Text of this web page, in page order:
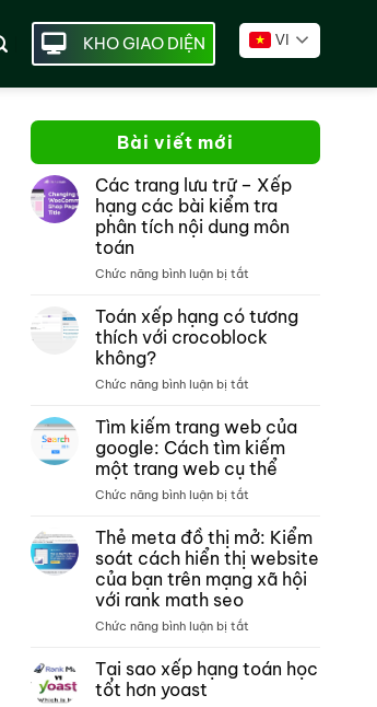
KHO GIAO DIỆN VI
Bài viết mới
Các trang lưu trữ – Xếp
hạng các bài kiểm tra
phân tích nội dung môn
toán
Chức năng bình luận bị tắt
trang
lưu
trữ –
bài
kiểm
tra
phân
dung
môn
toán
Toán xếp hạng có tương
thích với crocoblock
không?
Chức năng bình luận bị tắt
xếp
hạng
có
tương
crocoblock
không?
Tìm kiếm trang web của
google: Cách tìm kiếm
một trang web cụ thể
Chức năng bình luận bị tắt
kiếm
trang
web
của
kiếm
một
Thẻ meta đồ thị mở: Kiểm
soát cách hiển thị website
của bạn trên mạng xã hội
với rank math seo
Chức năng bình luận bị tắt
meta
Tại sao xếp hạng toán học
tốt hơn yoast